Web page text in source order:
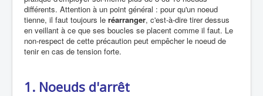
différents. Attention à un point général : pour qu'un noeud
tienne, il faut toujours le réarranger, c'est-à-dire tirer dessus
en veillant à ce que ses boucles se placent comme il faut. Le
non-respect de cette précaution peut empêcher le noeud de
tenir en cas de tension forte.
1. Noeuds d'arrêt